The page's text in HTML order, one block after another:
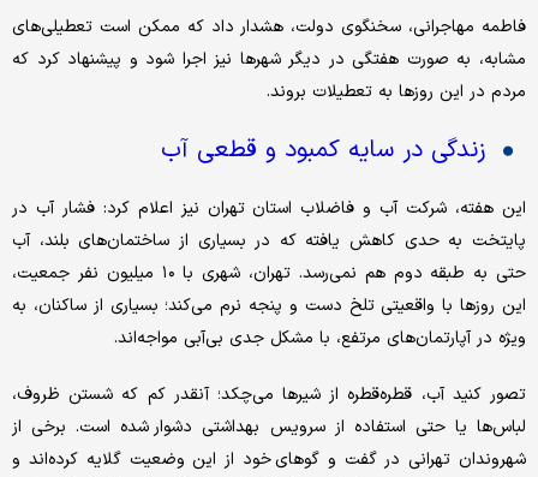
فاطمه مهاجرانی، سخنگوی دولت، هشدار داد که ممکن است تعطیلی‌های
مشابه، به صورت هفتگی در دیگر شهرها نیز اجرا شود و پیشنهاد کرد که
مردم در این روزها به تعطیلات بروند.
زندگی در سایه کمبود و قطعی آب
این هفته، شرکت آب و فاضلاب استان تهران نیز اعلام کرد: فشار آب در
پایتخت به حدی کاهش یافته که در بسیاری از ساختمان‌های بلند، آب
حتی به طبقه دوم هم نمی‌رسد. تهران، شهری با ۱۰ میلیون نفر جمعیت،
این روزها با واقعیتی تلخ دست و پنجه نرم می‌کند؛ بسیاری از ساکنان، به
ویژه در آپارتمان‌های مرتفع، با مشکل جدی بی‌آبی مواجه‌اند.
تصور کنید آب، قطره‌قطره از شیرها می‌چکد؛ آنقدر کم که شستن ظروف،
لباس‌ها یا حتی استفاده از سرویس بهداشتی دشوار شده است. برخی از
شهروندان تهرانی در گفت‌ و گوهای خود از این وضعیت گلایه کرده‌اند و